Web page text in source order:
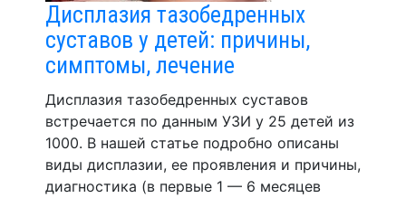
Дисплазия тазобедренных
суставов у детей: причины,
симптомы, лечение
Дисплазия тазобедренных суставов
встречается по данным УЗИ у 25 детей из
1000. В нашей статье подробно описаны
виды дисплазии, ее проявления и причины,
диагностика (в первые 1 — 6 месяцев